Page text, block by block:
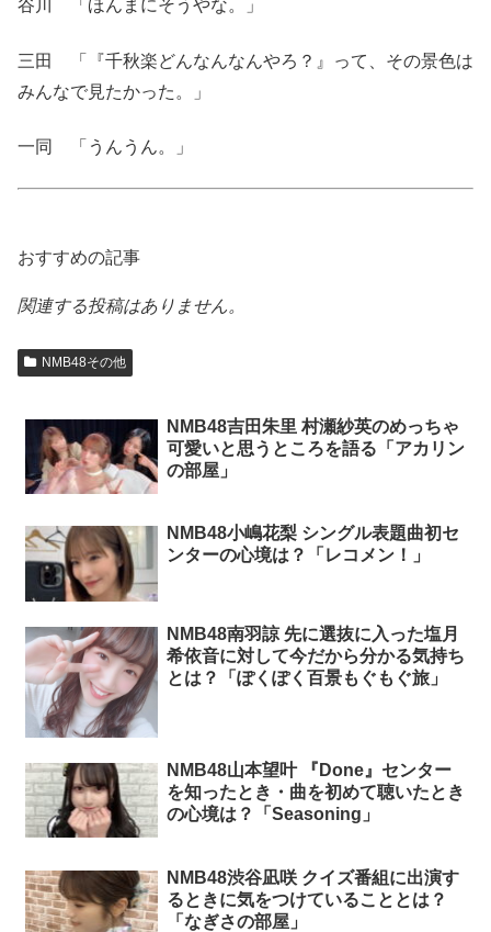
谷川 「ほんまにそうやな。」
三田 「『千秋楽どんなんなんやろ？』って、その景色は
みんなで見たかった。」
一同 「うんうん。」
おすすめの記事
関連する投稿はありません。
NMB48その他
NMB48吉田朱里 村瀬紗英のめっちゃ
可愛いと思うところを語る「アカリン
の部屋」
NMB48小嶋花梨 シングル表題曲初セ
ンターの心境は？「レコメン！」
NMB48南羽諒 先に選抜に入った塩月
希依音に対して今だから分かる気持ち
とは？「ぽくぽく百景もぐもぐ旅」
NMB48山本望叶 『Done』センター
を知ったとき・曲を初めて聴いたとき
の心境は？「Seasoning」
NMB48渋谷凪咲 クイズ番組に出演す
るときに気をつけていることとは？
「なぎさの部屋」